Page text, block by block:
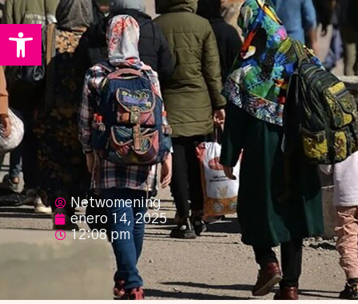
Abrir barra de herramientas
Netwomening
enero 14, 2025
12:08 pm